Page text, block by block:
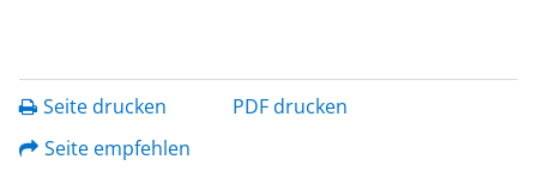
Seite drucken
PDF drucken
Seite empfehlen